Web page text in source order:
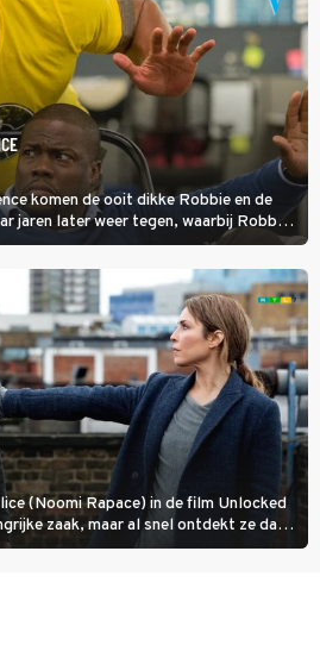
komen de ooit dikke Robbie en de
jaren later weer tegen, waarbij Robbie,
werkzaam voor de CIA, Calvins hulp
(Noomi Rapace) in de film Unlocked
zaak, maar al snel ontdekt ze dat
kwade bedoelingen heeft.